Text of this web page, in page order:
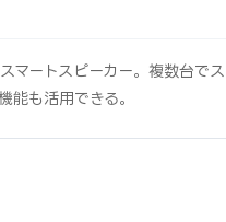
ートスピーカー。複数台で
も活用できる。